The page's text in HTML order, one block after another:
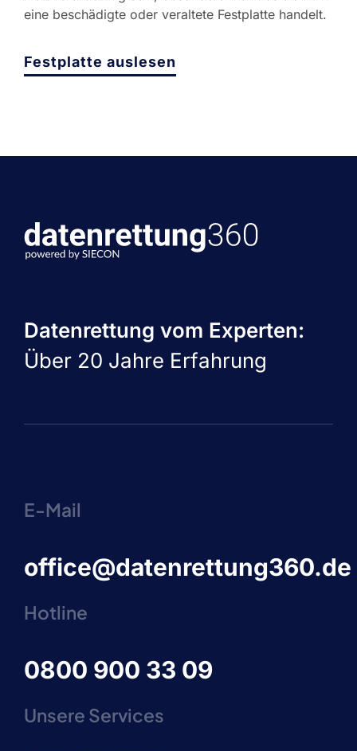
eine beschädigte oder veraltete Festplatte handelt.
Festplatte auslesen
Datenrettung vom Experten:
Über 20 Jahre Erfahrung
E-Mail
office@datenrettung360.de
Hotline
0800 900 33 09
Unsere Services